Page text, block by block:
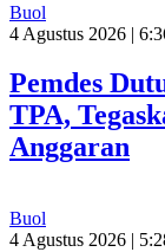
Buol
4 Agustus 2026 |
Pemdes
TPA,
Anggaran
Buol
4 Agustus 2026 |